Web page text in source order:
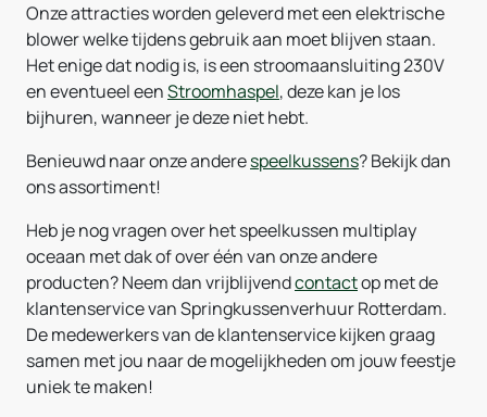
Onze attracties worden geleverd met een elektrische
blower welke tijdens gebruik aan moet blijven staan.
Het enige dat nodig is, is een stroomaansluiting 230V
en eventueel eenStroomhaspel, deze kan je los
bijhuren, wanneer je deze niet hebt.
Benieuwd naar onze anderespeelkussens? Bekijk dan
ons assortiment!
Heb je nog vragen over het speelkussen multiplay
oceaan met dak of over één van onze andere
producten? Neem dan vrijblijvendcontactop met de
klantenservice van Springkussenverhuur Rotterdam.
De medewerkers van de klantenservice kijken graag
samen met jou naar de mogelijkheden om jouw feestje
uniek te maken!